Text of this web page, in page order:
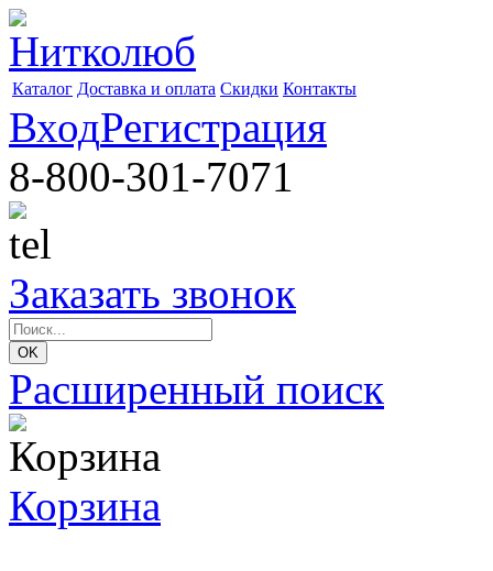
Каталог Доставка и оплата Скидки Контакты
ВходРегистрация
8-800-301-7071
Заказать звонок
Расширенный поиск
Корзина